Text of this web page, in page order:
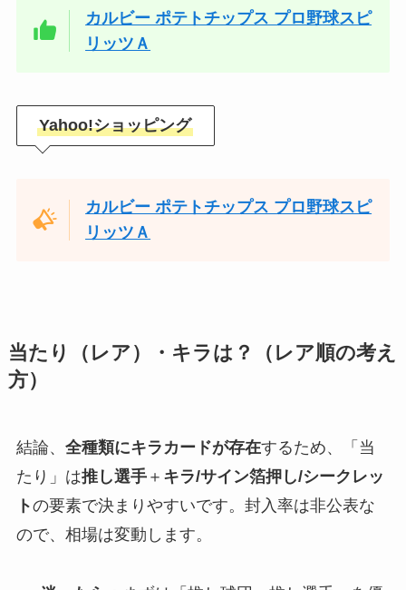
カルビー ポテトチップス プロ野球スピ
リッツＡ
Yahoo!ショッピング
カルビー ポテトチップス プロ野球スピ
リッツＡ
当たり（レア）・キラは？（レア順の考え
方）
結論、 全種類にキラカードが存在するため、「当
たり」は推し選手＋ キラ/サイン箔押し/シークレッ
トの要素で決まりやすいです。封入率は非公表な
ので、相場は変動します。